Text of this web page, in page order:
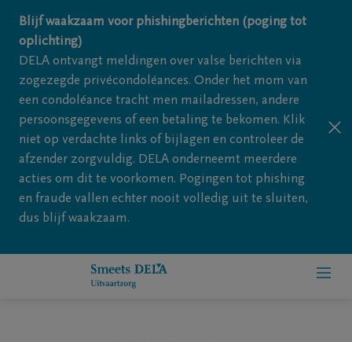
Overslaan en naar inhoud gaan
Blijf waakzaam voor phishingberichten (poging tot
oplichting)
DELA ontvangt meldingen over valse berichten via
zogezegde privécondoléances. Onder het mom van
een condoléance tracht men mailadressen, andere
persoonsgegevens of een betaling te bekomen. Klik
niet op verdachte links of bijlagen en controleer de
afzender zorgvuldig. DELA onderneemt meerdere
acties om dit te voorkomen. Pogingen tot phishing
en fraude vallen echter nooit volledig uit te sluiten,
dus blijf waakzaam.